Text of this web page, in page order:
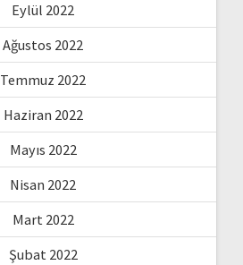
Eylül 2022
Ağustos 2022
Temmuz 2022
Haziran 2022
Mayıs 2022
Nisan 2022
Mart 2022
Şubat 2022